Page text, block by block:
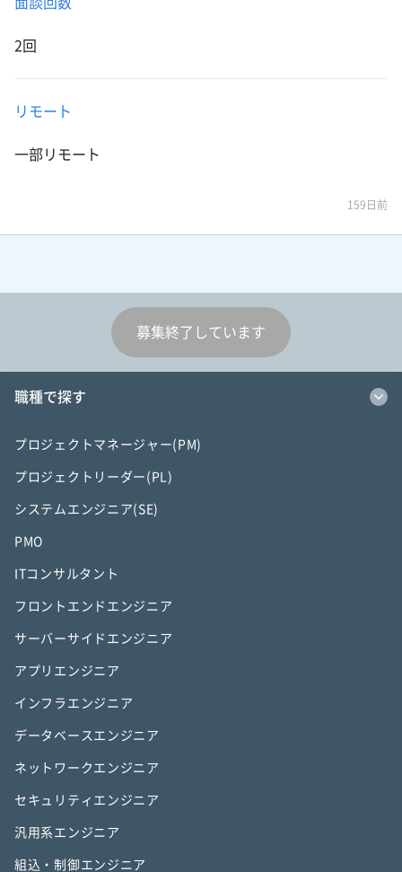
2回
リモート
一部リモート
159日前
募集終了しています
職種で探す
プロジェクトマネージャー(PM)
プロジェクトリーダー(PL)
システムエンジニア(SE)
PMO
ITコンサルタント
フロントエンドエンジニア
サーバーサイドエンジニア
アプリエンジニア
インフラエンジニア
データベースエンジニア
ネットワークエンジニア
セキュリティエンジニア
汎用系エンジニア
組込・制御エンジニア